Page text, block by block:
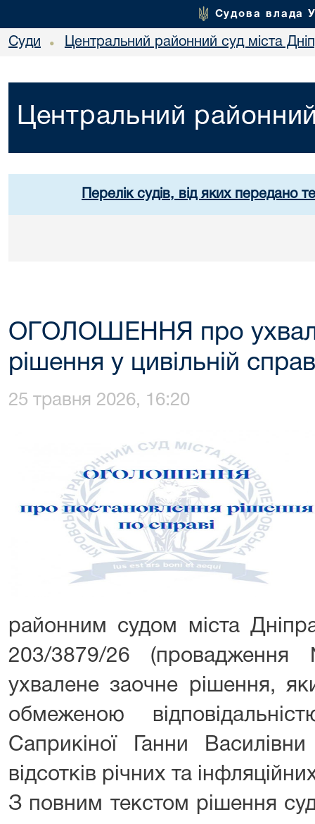
Судова влада
Суди • Центральний районний суд міста
Центральний
Перелік судів, від яких передано
ОГОЛОШЕННЯ про
рішення у цивільній
25 травня 2026, 16:20
районним судом міста
203/3879/26
ухвалене заочне рішення,
обмеженою
Саприкіної Ганни
відсотків річних та
З повним текстом рішення